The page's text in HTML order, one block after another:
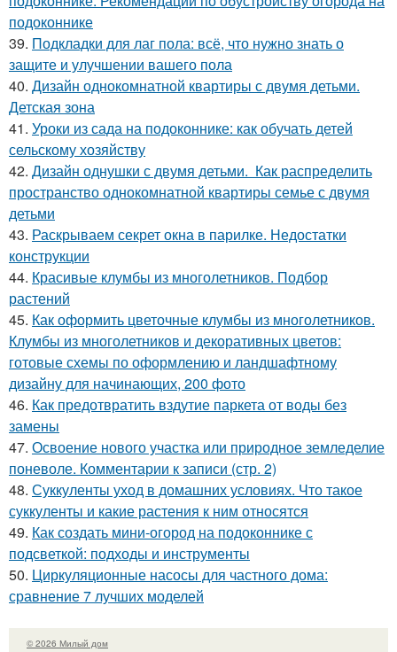
подоконнике
39. Подкладки для лаг пола: всё, что нужно знать о
защите и улучшении вашего пола
40. Дизайн однокомнатной квартиры с двумя детьми.
Детская зона
41. Уроки из сада на подоконнике: как обучать детей
сельскому хозяйству
42. Дизайн однушки с двумя детьми. Как распределить
пространство однокомнатной квартиры семье с двумя
детьми
43. Раскрываем секрет окна в парилке. Недостатки
конструкции
44. Красивые клумбы из многолетников. Подбор
растений
45. Как оформить цветочные клумбы из многолетников.
Клумбы из многолетников и декоративных цветов:
готовые схемы по оформлению и ландшафтному
дизайну для начинающих, 200 фото
46. Как предотвратить вздутие паркета от воды без
замены
47. Освоение нового участка или природное земледелие
поневоле. Комментарии к записи (стр. 2)
48. Суккуленты уход в домашних условиях. Что такое
суккуленты и какие растения к ним относятся
49. Как создать мини-огород на подоконнике с
подсветкой: подходы и инструменты
50. Циркуляционные насосы для частного дома:
сравнение 7 лучших моделей
© 2026 Милый дом